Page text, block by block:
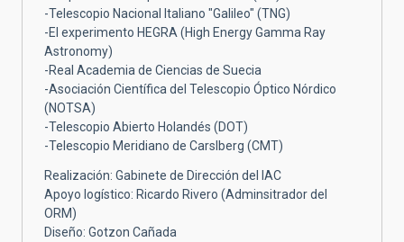
-Telescopio Nacional Italiano "Galileo" (TNG)
-El experimento HEGRA (High Energy Gamma Ray
Astronomy)
-Real Academia de Ciencias de Suecia
-Asociación Científica del Telescopio Óptico Nórdico
(NOTSA)
-Telescopio Abierto Holandés (DOT)
-Telescopio Meridiano de Carslberg (CMT)
Realización: Gabinete de Dirección del IAC
Apoyo logístico: Ricardo Rivero (Adminsitrador del
ORM)
Diseño: Gotzon Cañada